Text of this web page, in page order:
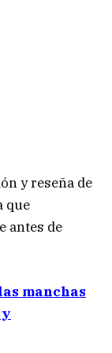
y reseña de
que
antes de
manchas